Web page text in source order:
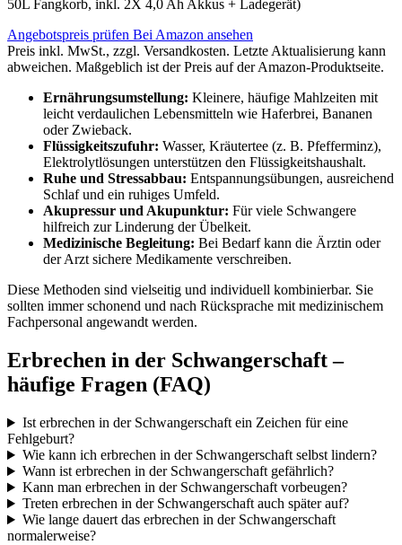
50L Fangkorb, inkl. 2X 4,0 Ah Akkus + Ladegerät)
Angebotspreis prüfen Bei Amazon ansehen
Preis inkl. MwSt., zzgl. Versandkosten. Letzte Aktualisierung kann
abweichen. Maßgeblich ist der Preis auf der Amazon-Produktseite.
Ernährungsumstellung: Kleinere, häufige Mahlzeiten mit
leicht verdaulichen Lebensmitteln wie Haferbrei, Bananen
oder Zwieback.
Flüssigkeitszufuhr: Wasser, Kräutertee (z. B. Pfefferminz),
Elektrolytlösungen unterstützen den Flüssigkeitshaushalt.
Ruhe und Stressabbau: Entspannungsübungen, ausreichend
Schlaf und ein ruhiges Umfeld.
Akupressur und Akupunktur: Für viele Schwangere
hilfreich zur Linderung der Übelkeit.
Medizinische Begleitung: Bei Bedarf kann die Ärztin oder
der Arzt sichere Medikamente verschreiben.
Diese Methoden sind vielseitig und individuell kombinierbar. Sie
sollten immer schonend und nach Rücksprache mit medizinischem
Fachpersonal angewandt werden.
Erbrechen in der Schwangerschaft –
häufige Fragen (FAQ)
Ist erbrechen in der Schwangerschaft ein Zeichen für eine
Fehlgeburt?
Wie kann ich erbrechen in der Schwangerschaft selbst lindern?
Wann ist erbrechen in der Schwangerschaft gefährlich?
Kann man erbrechen in der Schwangerschaft vorbeugen?
Treten erbrechen in der Schwangerschaft auch später auf?
Wie lange dauert das erbrechen in der Schwangerschaft
normalerweise?